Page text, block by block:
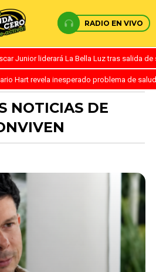
RADIO EN VIVO
Junior liderará La Bella Luz tras salida
Hart revela inesperado problema de
NOTICIAS DE